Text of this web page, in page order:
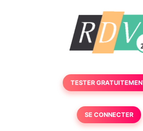
TESTER
SE CONNECTER